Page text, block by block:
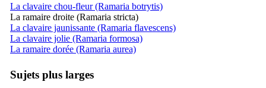
La clavaire chou-fleur (Ramaria botrytis)
La ramaire droite (Ramaria stricta)
La clavaire jaunissante (Ramaria flavescens)
La clavaire jolie (Ramaria formosa)
La ramaire dorée (Ramaria aurea)
Sujets plus larges